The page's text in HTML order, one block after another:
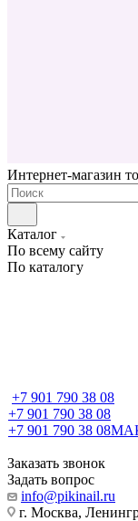
Интернет-магазин
Каталог
По всему сайту
По каталогу
+7 901 790 38 08
+7 901 790 38 08
+7 901 790 38 08
Заказать звонок
Задать вопрос
info@pikinail.ru
г. Москва,